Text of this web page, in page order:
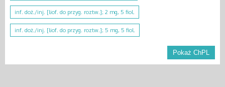
inf. doż./inj. [liof. do przyg. roztw.]; 2 mg, 5 fiol.
inf. doż./inj. [liof. do przyg. roztw.]; 5 mg, 5 fiol.
Pokaż ChPL